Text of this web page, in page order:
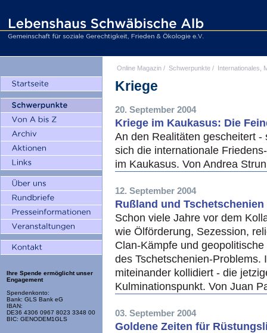
Ihre Spende ermöglicht unser
Engagement
Spendenkonto:
Bank: GLS Bank eG
IBAN:
DE36 4306 0967 8023 3348 00
BIC: GENODEM1GLS
Online Magazin / Schwerpunkte / Internationales,
Kriege
20. September 2004
Kriege im Kaukasus: Die
An den Realitäten gescheitert
sich die internationale
im Kaukasus. Von Andrea
12. September 2004
Rußland und
Schon viele Jahre vor dem
wie Ölförderung, Sezession,
Clan-Kämpfe und
des Tschetschenien-
miteinander kollidiert - die
Kulminationspunkt. Von Juan
03. September 2004
Goldene Zeiten für